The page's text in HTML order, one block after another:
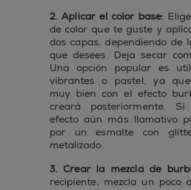
2. Aplicar el color base:
de color que te guste y
dos capas, dependiendo de
que desees. Deja secar
Una opción popular es
vibrantes o pastel, ya
muy bien con el efecto
creará posteriormente.
efecto aún más llamativo
por un esmalte con
metalizado.
3. Crear la mezcla de
recipiente, mezcla un poco